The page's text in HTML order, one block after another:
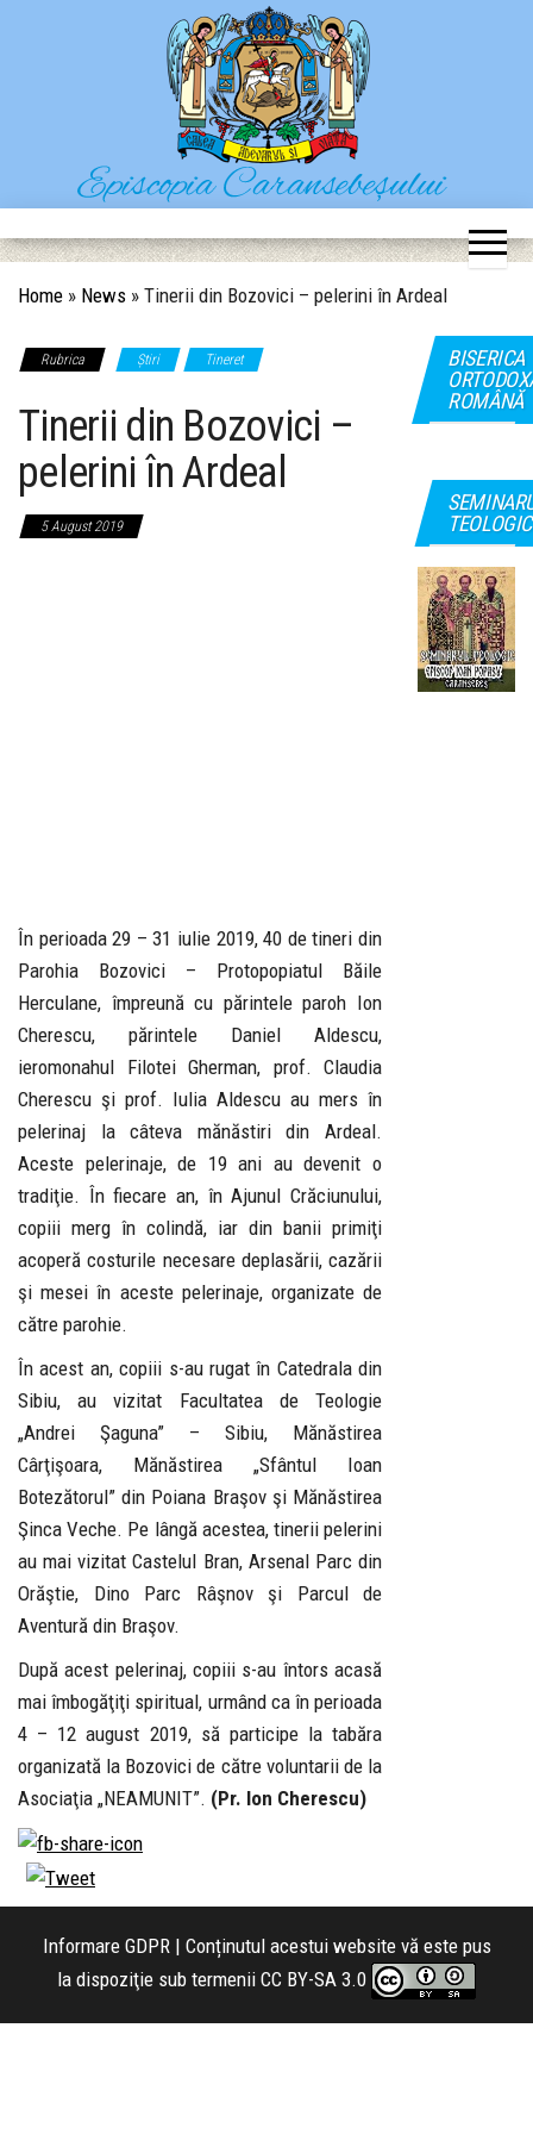
Episcopia Caransebeșului
Situl oficial al Episcopiei Caransebeșului
Home » News » Tinerii din Bozovici – pelerini în Ardeal
Rubrica Știri Tineret
Tinerii din Bozovici –
pelerini în Ardeal
5 August 2019
În perioada 29 – 31 iulie 2019, 40 de tineri din
Parohia Bozovici – Protopopiatul Băile
Herculane, împreună cu părintele paroh Ion
Cherescu, părintele Daniel Aldescu,
ieromonahul Filotei Gherman, prof. Claudia
Cherescu şi prof. Iulia Aldescu au mers în
pelerinaj la câteva mănăstiri din Ardeal.
Aceste pelerinaje, de 19 ani au devenit o
tradiţie. În fiecare an, în Ajunul Crăciunului,
copiii merg în colindă, iar din banii primiţi
acoperă costurile necesare deplasării, cazării
şi mesei în aceste pelerinaje, organizate de
către parohie.
În acest an, copiii s-au rugat în Catedrala din
Sibiu, au vizitat Facultatea de Teologie
„Andrei Şaguna” – Sibiu, Mănăstirea
Cârţişoara, Mănăstirea „Sfântul Ioan
Botezătorul” din Poiana Braşov şi Mănăstirea
Şinca Veche. Pe lângă acestea, tinerii pelerini
au mai vizitat Castelul Bran, Arsenal Parc din
Orăştie, Dino Parc Râşnov şi Parcul de
Aventură din Braşov.
După acest pelerinaj, copiii s-au întors acasă
mai îmbogăţiţi spiritual, urmând ca în perioada
4 – 12 august 2019, să participe la tabăra
organizată la Bozovici de către voluntarii de la
Asociaţia „NEAMUNIT”. (Pr. Ion Cherescu)
BISERICA
ROMÂNĂ
TEOLOGIC
Informare GDPR| Conținutul acestui website vă este pus
la dispoziţie sub termenii CC BY-SA 3.0